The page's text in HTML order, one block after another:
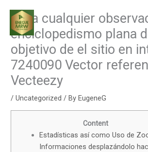
content
echa cualquier
enciclopedismo plana
objetivo de el sitio en
7240090 Vector
Vecteezy
/Uncategorized / ByEugeneG
Content
Estadísticas así­ como Uso de
Informaciones desplazándolo